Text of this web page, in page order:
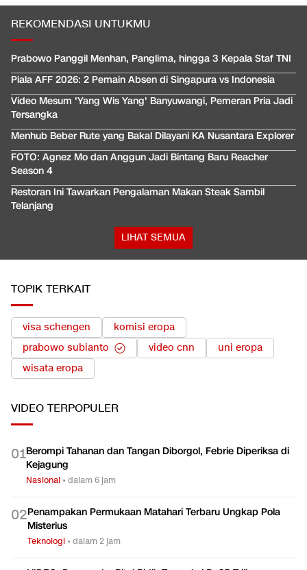
REKOMENDASI UNTUKMU
Prabowo Panggil Menhan, Panglima, hingga 3 Kepala Staf TNI
Piala AFF 2026: 2 Pemain Absen di Singapura vs Indonesia
Video Mesum 'Yang Wis Yang' Banyuwangi, Pemeran Pria Jadi
Tersangka
Menhub Beber Rute yang Bakal Dilayani KA Nusantara Explorer
FOTO: Agnez Mo dan Anggun Jadi Bintang Baru Reacher
Season 4
Restoran Ini Tawarkan Pengalaman Makan Steak Sambil
Telanjang
LIHAT SEMUA
TOPIK TERKAIT
visa schengen
komisi eropa
prabowo subianto
video cnn
uni eropa
wisata eropa
VIDEO TERPOPULER
01Berompi Tahanan dan Tangan Diborgol, Febrie Diperiksa di
Kejagung
Nasional •dalam 6 jam
02Penampakan Permukaan Matahari Terbaru Ungkap Pola
Misterius
Teknologi •dalam 2 jam